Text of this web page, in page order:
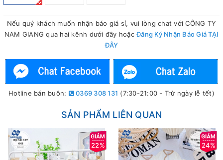
Nếu quý khách muốn nhận báo giá sỉ, vui lòng chat với CÔNG TY
NAM GIANG qua hai kênh dưới đây hoặcĐăng Ký Nhận Báo Giá TẠI
ĐÂY
Hotline bán buôn: 0369 308 131 (7:30-21:00 - Trừ ngày lễ tết)
SẢN PHẨM LIÊN QUAN
22% 24%